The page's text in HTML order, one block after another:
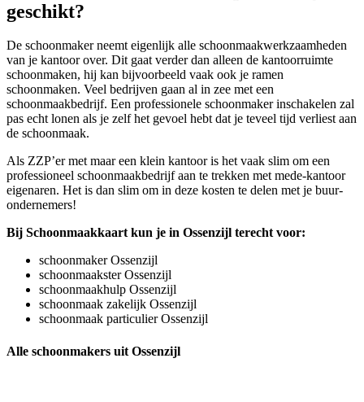
geschikt?
De schoonmaker neemt eigenlijk alle schoonmaakwerkzaamheden
van je kantoor over. Dit gaat verder dan alleen de kantoorruimte
schoonmaken, hij kan bijvoorbeeld vaak ook je ramen
schoonmaken. Veel bedrijven gaan al in zee met een
schoonmaakbedrijf. Een professionele schoonmaker inschakelen zal
pas echt lonen als je zelf het gevoel hebt dat je teveel tijd verliest aan
de schoonmaak.
Als ZZP’er met maar een klein kantoor is het vaak slim om een
professioneel schoonmaakbedrijf aan te trekken met mede-kantoor
eigenaren. Het is dan slim om in deze kosten te delen met je buur-
ondernemers!
Bij Schoonmaakkaart kun je in Ossenzijl terecht voor:
schoonmaker Ossenzijl
schoonmaakster Ossenzijl
schoonmaakhulp Ossenzijl
schoonmaak zakelijk Ossenzijl
schoonmaak particulier Ossenzijl
Alle schoonmakers uit Ossenzijl